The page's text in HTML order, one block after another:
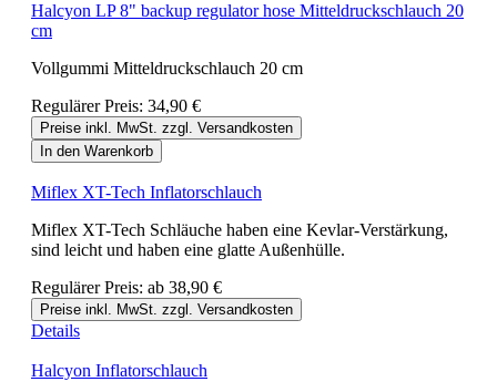
Halcyon LP 8" backup regulator hose Mitteldruckschlauch 20
cm
Vollgummi Mitteldruckschlauch 20 cm
Regulärer Preis: 34,90 €
Preise inkl. MwSt. zzgl. Versandkosten
In den Warenkorb
Miflex XT-Tech Inflatorschlauch
Miflex XT-Tech Schläuche haben eine Kevlar-Verstärkung,
sind leicht und haben eine glatte Außenhülle.
Regulärer Preis: ab 38,90 €
Preise inkl. MwSt. zzgl. Versandkosten
Details
Halcyon Inflatorschlauch